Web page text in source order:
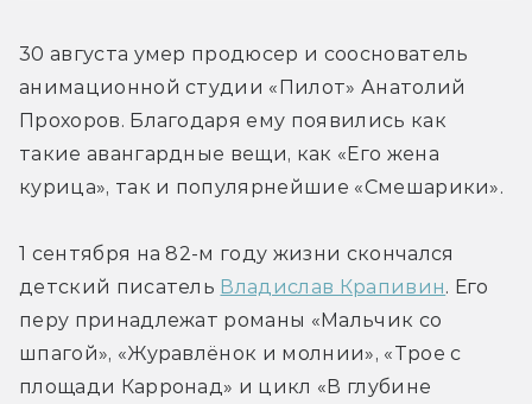
30 августа умер продюсер и сооснователь
анимационной студии «Пилот» Анатолий
Прохоров. Благодаря ему появились как
такие авангардные вещи, как «Его жена
курица», так и популярнейшие «Смешарики».
1 сентября на 82-м году жизни скончался
детский писатель Владислав Крапивин. Его
перу принадлежат романы «Мальчик со
шпагой», «Журавлёнок и молнии», «Трое с
площади Карронад» и цикл «В глубине